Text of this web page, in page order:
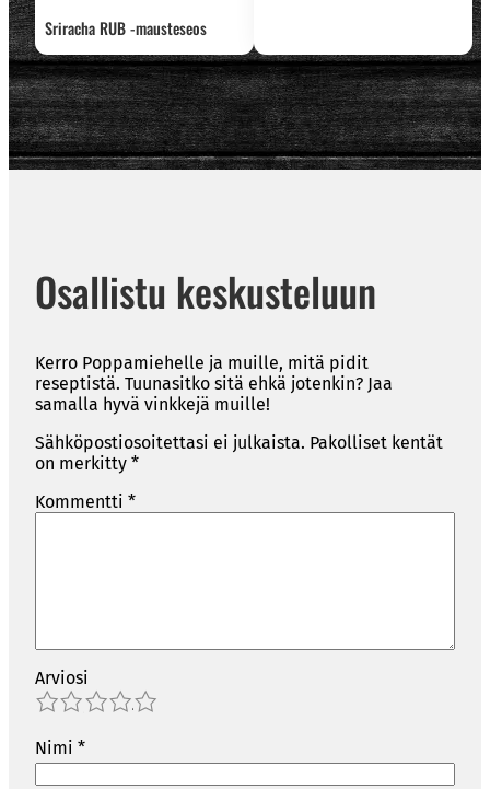
Sriracha RUB -mausteseos
Osallistu keskusteluun
Kerro Poppamiehelle ja muille, mitä pidit
reseptistä. Tuunasitko sitä ehkä jotenkin? Jaa
samalla hyvä vinkkejä muille!
Sähköpostiosoitettasi ei julkaista. Pakolliset kentät
on merkitty *
Kommentti *
Arviosi
4
3
2
1
Nimi *